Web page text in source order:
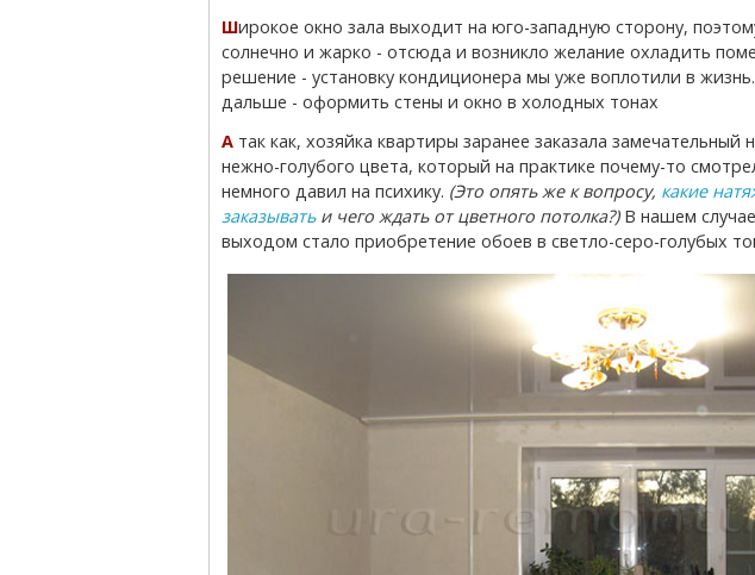
Широкое окно зала выходит на юго-западную сторону, поэтому в комнате очень
солнечно и жарко - отсюда и возникло желание охладить
решение - установку кондиционера мы уже воплотили в
дальше - оформить стены и окно в холодных тонах
А так как, хозяйка квартиры заранее заказала замечательный натяжной потолок
нежно-голубого цвета, который на практике почему-то
немного давил на психику. (Это опять же к вопросу, какие
заказыватьи чего ждать от цветного потолка?)В нашем
выходом стало приобретение обоев в светло-серо-голубых